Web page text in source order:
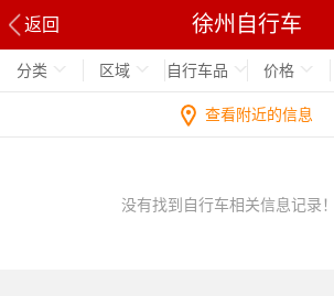
返回 徐州自行车
分类 区域 自行车品 价格
查看附近的信息
没有找到自行车相关信息记录！